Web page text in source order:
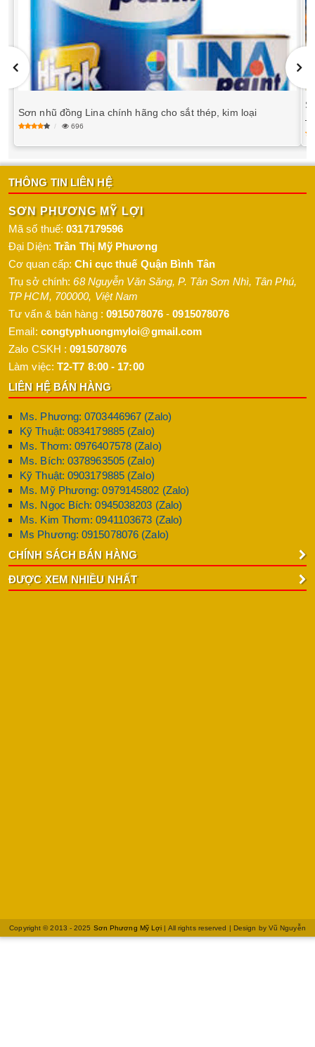
Sơn nhũ đồng Lina chính hãng cho sắt thép, kim loại
696
–
THÔNG TIN LIÊN HỆ
SƠN PHƯƠNG MỸ LỢI
Mã số thuế:0317179596
Đại Diện: Trần Thị Mỹ Phương
Cơ quan cấp:Chi cục thuế Quận Bình Tân
Trụ sở chính:68 Nguyễn Văn Săng, P. Tân Sơn Nhì, Tân Phú,
TP HCM, 700000, Việt Nam
Tư vấn & bán hàng : 0915078076 -0915078076
Email: congtyphuongmyloi@gmail.com
Zalo CSKH :0915078076
Làm việc: T2-T7 8:00 - 17:00
LIÊN HỆ BÁN HÀNG
Ms. Phương: 0703446967 (Zalo)
Kỹ Thuật: 0834179885 (Zalo)
Ms. Thơm: 0976407578 (Zalo)
Ms. Bích: 0378963505 (Zalo)
Kỹ Thuật: 0903179885 (Zalo)
Ms. Mỹ Phương: 0979145802 (Zalo)
Ms. Ngọc Bích: 0945038203 (Zalo)
Ms. Kim Thơm: 0941103673 (Zalo)
Ms Phương: 0915078076 (Zalo)
CHÍNH SÁCH BÁN HÀNG
ĐƯỢC XEM NHIỀU NHẤT
Copyright © 2013 - 2025 Sơn Phương Mỹ Lợi | All rights reserved | Design by Vũ Nguyễn